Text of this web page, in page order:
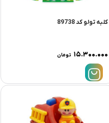
کلبه تولو کد 89738
۱۵.۳۰۰.۰۰۰ تومان